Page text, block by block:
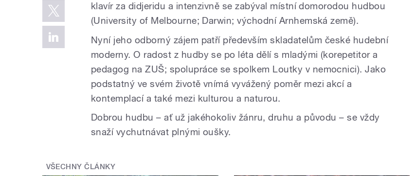
klavír za didjeridu a intenzivně se zabýval místní domorodou hudbou
(University of Melbourne; Darwin; východní Arnhemská země).
Nyní jeho odborný zájem patří především skladatelům české hudební
moderny. O radost z hudby se po léta dělí s mladými (korepetitor a
pedagog na ZUŠ; spolupráce se spolkem Loutky v nemocnici). Jako
podstatný ve svém životě vnímá vyvážený poměr mezi akcí a
kontemplací a také mezi kulturou a naturou.
Dobrou hudbu – ať už jakéhokoliv žánru, druhu a původu – se vždy
snaží vychutnávat plnými oušky.
VŠECHNY ČLÁNKY